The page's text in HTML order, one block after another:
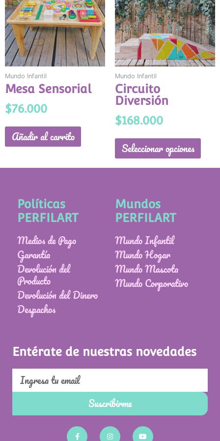
Mundo Infantil
Mesa Sensorial
$76.000
Añadir al carrito
Mundo Infantil
Circuito
Diversión
$168.000
Seleccionar opciones
Las
se
Políticas
PERFILART
Medios de Pago
Garantía
Devolución del
Producto
Devolución del Dinero
Despachos
Mundos
PERFILART
Mundo Infantil
Mundo Hogar
Mundo Mascota
Mundo Corporativo
Entérate de nuestras novedades
Email
Suscribirme
F
a
I
n
Y
o